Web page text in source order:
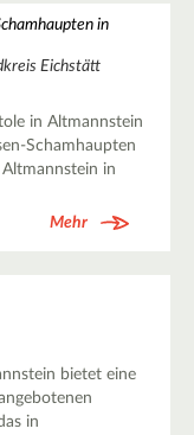
in
Eichstätt
in Altmannstein
Schamhaupten
in
Mehr
bietet eine
in